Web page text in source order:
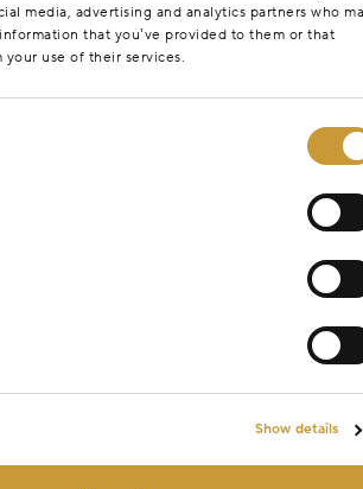
media, advertising and analytics partners who
that you’ve provided to them or that
your use of their services.
Show details